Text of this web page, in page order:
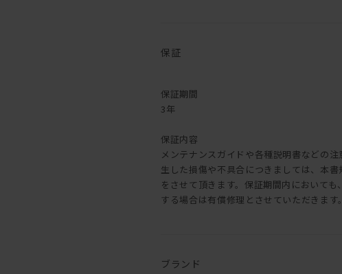
保証
保証期間
3年
保証内容
メンテナンスガイドや各種説明書などの
生した損傷や不具合につきましては、本
をさせて頂きます。保証期間内において
する場合は有償修理とさせていただきます。
ブランド